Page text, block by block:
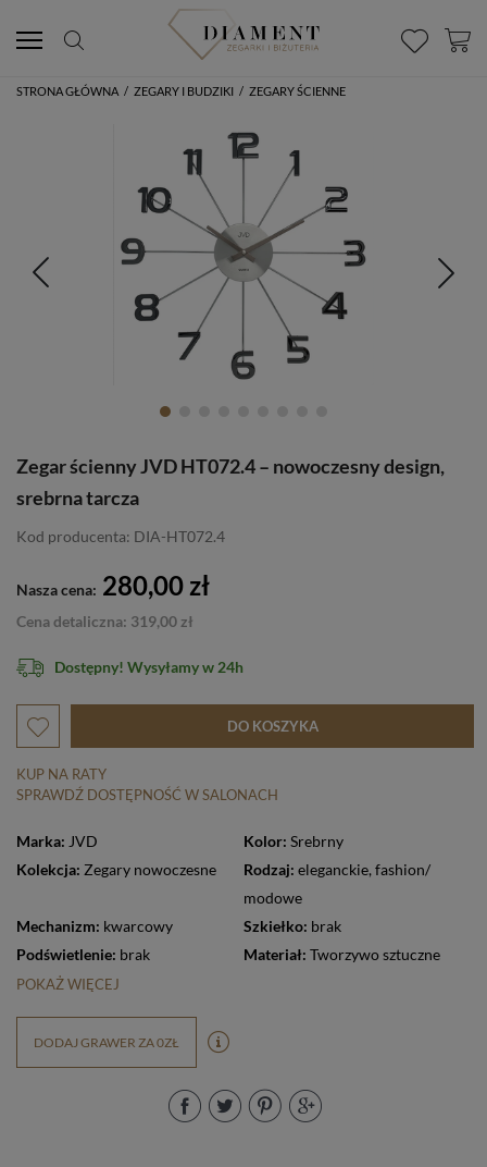
STRONA GŁÓWNA / ZEGARY I BUDZIKI / ZEGARY ŚCIENNE
Zegar ścienny JVD HT072.4 – nowoczesny design,
srebrna tarcza
Kod producenta: DIA-HT072.4
Nasza cena: 280,00 zł
Cena detaliczna: 319,00 zł
Dostępny! Wysyłamy w 24h
DO KOSZYKA
KUP NA RATY
SPRAWDŹ DOSTĘPNOŚĆ W SALONACH
Marka: JVD Kolor: Srebrny
Kolekcja: Zegary nowoczesne Rodzaj: eleganckie,
modowe
Mechanizm: kwarcowy Szkiełko: brak
Podświetlenie: brak Materiał: Tworzywo sztuczne
POKAŻ WIĘCEJ
DODAJ GRAWER ZA 0ZŁ